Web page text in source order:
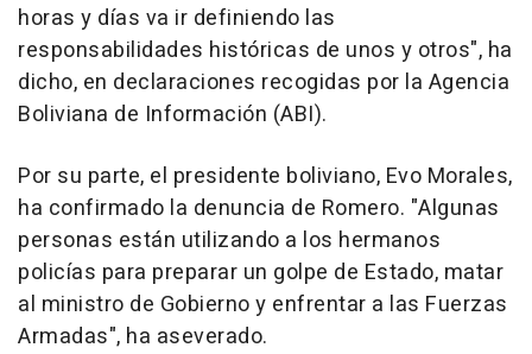
horas y días va ir definiendo las
responsabilidades históricas de unos y otros", ha
dicho, en declaraciones recogidas por la Agencia
Boliviana de Información (ABI).
Por su parte, el presidente boliviano, Evo Morales,
ha confirmado la denuncia de Romero. "Algunas
personas están utilizando a los hermanos
policías para preparar un golpe de Estado, matar
al ministro de Gobierno y enfrentar a las Fuerzas
Armadas", ha aseverado.